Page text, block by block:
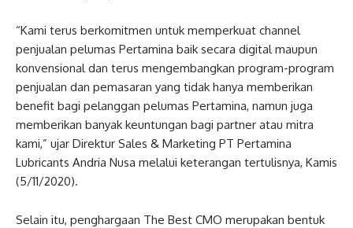
“Kami terus berkomitmen untuk memperkuat channel
penjualan pelumas Pertamina baik secara digital maupun
konvensional dan terus mengembangkan program-program
penjualan dan pemasaran yang tidak hanya memberikan
benefit bagi pelanggan pelumas Pertamina, namun juga
memberikan banyak keuntungan bagi partner atau mitra
kami,” ujar Direktur Sales & Marketing PT Pertamina
Lubricants Andria Nusa melalui keterangan tertulisnya, Kamis
(5/11/2020).
Selain itu, penghargaan The Best CMO merupakan bentuk